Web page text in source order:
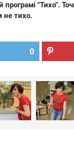
програмі "Тихо".
не тихо.
0